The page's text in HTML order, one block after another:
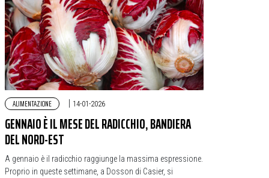
ALIMENTAZIONE | 14-01-2026
GENNAIO È IL MESE DEL RADICCHIO, BANDIERA
DEL NORD-EST
A gennaio è il radicchio raggiunge la massima espressione.
Proprio in queste settimane, a Dosson di Casier, si